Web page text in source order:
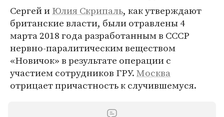
Сергей иЮлия Скрипаль, как утверждают
британские власти, были отравлены 4
марта 2018 года разработанным в СССР
нервно-паралитическим веществом
«Новичок» в результате операции с
участием сотрудников ГРУ.Москва
отрицает причастность к случившемуся.